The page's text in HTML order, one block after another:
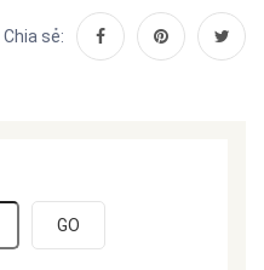
Chia sẻ:
GO